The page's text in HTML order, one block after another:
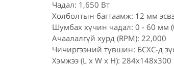
Чадал: 1,650 Вт
Холболтын багтаамж: 12 мм
Шумбах хүчин чадал: 0 - 60 мм
Ачаалалгүй хурд (RPM): 22,000
Чичиргээний түвшин: БСХС-д
Хэмжээ (L x W x H):